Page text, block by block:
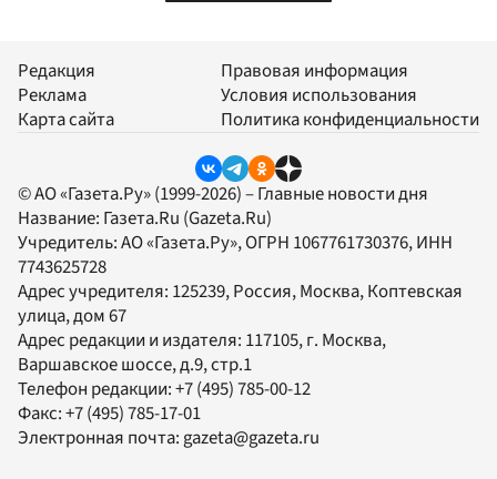
Редакция
Реклама
Карта сайта
Правовая информация
Условия использования
Политика конфиденциальности
© АО «Газета.Ру» (1999-2026) – Главные новости дня
Название: Газета.Ru (Gazeta.Ru)
Учредитель:АО «Газета.Ру», ОГРН 1067761730376, ИНН
7743625728
Адрес учредителя: 125239, Россия, Москва, Коптевская
улица, дом 67
Адрес редакции и издателя: 117105, г. Москва,
Варшавское шоссе, д.9, стр.1
Телефон редакции:+7 (495) 785-00-12
Факс:+7 (495) 785-17-01
Электронная почта: gazeta@gazeta.ru